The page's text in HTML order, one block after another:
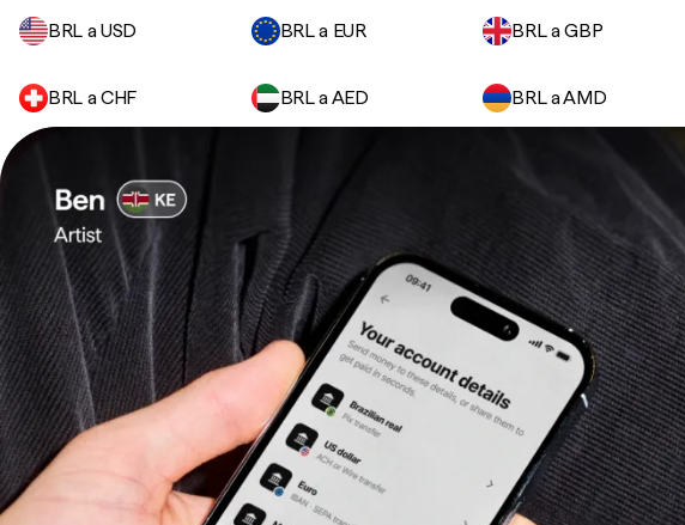
BRL a USD
BRL a EUR BRL a GBP
BRL a CHF BRL a AED BRL a AMD